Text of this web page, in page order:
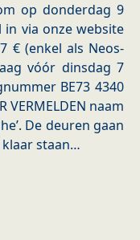
op donderdag 9
via onze website
€ (enkel als Neos-
vóór dinsdag 7
BE73 4340
VERMELDEN naam
De deuren gaan
klaar staan…